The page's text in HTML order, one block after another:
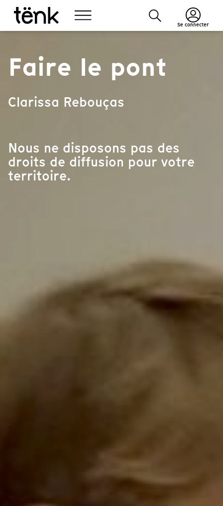
Se connecter
Faire le pont
Clarissa Rebouças
Nous ne disposons pas des
droits de diffusion pour votre
territoire.